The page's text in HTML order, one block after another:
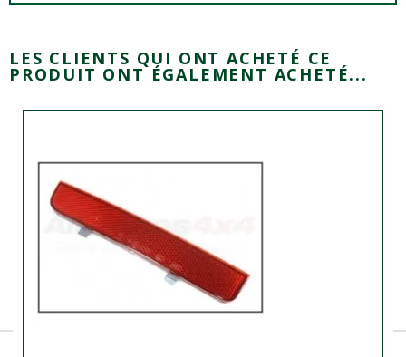
LES CLIENTS QUI ONT ACHETÉ CE
PRODUIT ONT ÉGALEMENT ACHETÉ...